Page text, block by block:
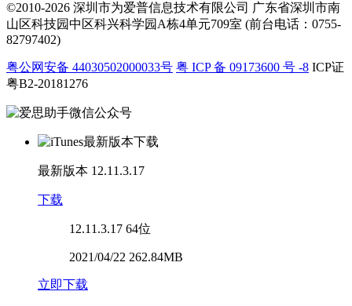
©2010-2026 深圳市为爱普信息技术有限公司 广东省深圳市南
山区科技园中区科兴科学园A栋4单元709室 (前台电话：0755-
82797402)
粤公网安备 44030502000033号 粤 ICP 备 09173600 号 -8 ICP证
粤B2-20181276
最新版本 12.11.3.17
下载
12.11.3.17 64位
2021/04/22 262.84MB
立即下载